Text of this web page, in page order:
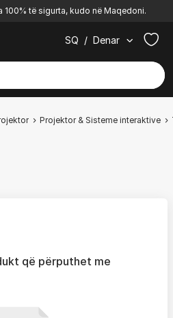
100% të sigurta, kudo në Maqedoni.
SQ / Denar
Projektor & Sisteme interaktive
që përputhet me